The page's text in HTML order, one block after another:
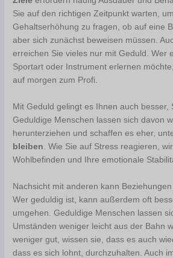
Sie auf den richtigen Zeitpunkt warten,
Gehaltserhöhung zu fragen, ob auf eine
aber sich zunächst beweisen müssen.
erreichen Sie vieles nur mit Geduld. Wer
Sportart oder Instrument erlernen
auf morgen zum Profi.
Mit Geduld gelingt es Ihnen auch besser,
Geduldige Menschen lassen sich davon
herunterziehen und schaffen es eher,
bleiben . Wie Sie auf Stress reagieren,
Wohlbefinden und Ihre emotionale
Nachsicht mit anderen kann
Wer geduldig ist, kann außerdem oft
umgehen. Geduldige Menschen lassen
Umständen weniger leicht aus der Bahn
weniger gut, wissen sie, dass es auch
dass es sich lohnt, durchzuhalten. Auch